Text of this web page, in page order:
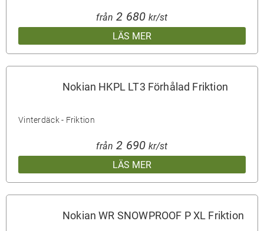
LÄS MER
från 2 680 kr/st
Nokian HKPL LT3 Förhålad Friktion
Vinterdäck - Friktion
LÄS MER
från 2 690 kr/st
Nokian WR SNOWPROOF P XL Friktion